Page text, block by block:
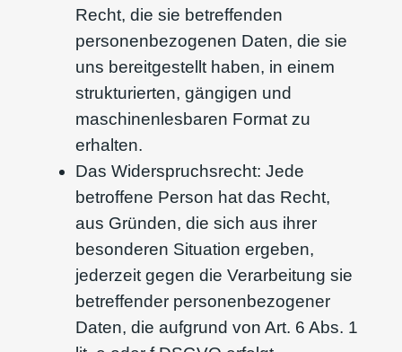
Recht, die sie betreffenden
personenbezogenen Daten, die sie
uns bereitgestellt haben, in einem
strukturierten, gängigen und
maschinenlesbaren Format zu
erhalten.
Das Widerspruchsrecht: Jede
betroffene Person hat das Recht,
aus Gründen, die sich aus ihrer
besonderen Situation ergeben,
jederzeit gegen die Verarbeitung sie
betreffender personenbezogener
Daten, die aufgrund von Art. 6 Abs. 1